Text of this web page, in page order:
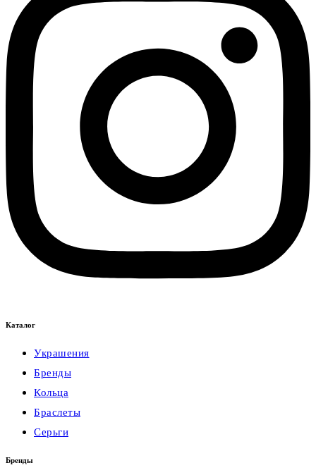
Каталог
Украшения
Бренды
Кольца
Браслеты
Серьги
Бренды